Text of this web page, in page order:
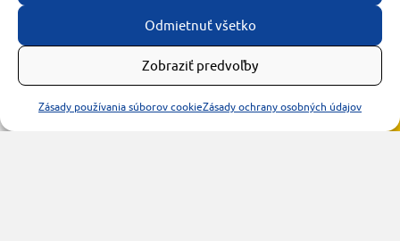
Odmietnuť všetko
Zobraziť predvoľby
Zásady používania súborov cookieZásady ochrany osobných údajov